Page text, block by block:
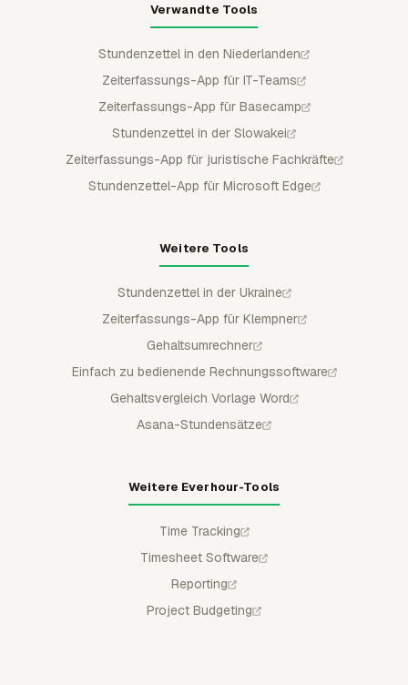
Verwandte Tools
Stundenzettel in den Niederlanden
Zeiterfassungs-App für IT-Teams
Zeiterfassungs-App für Basecamp
Stundenzettel in der Slowakei
Zeiterfassungs-App für juristische Fachkräfte
Stundenzettel-App für Microsoft Edge
Weitere Tools
Stundenzettel in der Ukraine
Zeiterfassungs-App für Klempner
Gehaltsumrechner
Einfach zu bedienende Rechnungssoftware
Gehaltsvergleich Vorlage Word
Asana-Stundensätze
Weitere Everhour-Tools
Time Tracking
Timesheet Software
Reporting
Project Budgeting